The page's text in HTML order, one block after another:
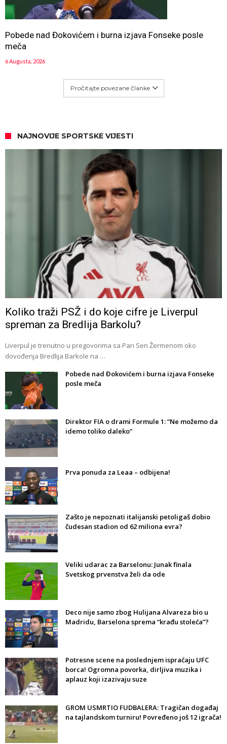
Pobede nad Đokovićem i burna izjava Fonseke posle
meča
6 Augusta, 2026
Pročitajte povezane članke
NAJNOVIJE SPORTSKE VIJESTI
Koliko traži PSŽ i do koje cifre je Liverpul
spreman za Bredlija Barkolu?
Liverpul je trenutno u pregovorima sa Pari Sen Žermenom oko
dovođenja Bredlija Barkole na …
Pobede nad Đokovićem i burna izjava Fonseke
posle meča
Direktor FIA o drami Formule 1: “Ne možemo da
idemo toliko daleko”
Prva ponuda za Leaa – odbijena!
Zašto je nepoznati italijanski petoligaš dobio
čudesan stadion od 62 miliona evra?
Veliki udarac za Barselonu: Junak finala
Svetskog prvenstva želi da ode
Deco nije samo zbog Hulijana Alvareza bio u
Madridu, Barselona sprema “krađu stoleća”?
Potresne scene na poslednjem ispraćaju UFC
borca! Ogromna povorka, dirljiva muzika i
aplauz koji izazivaju suze
GROM USMRTIO FUDBALERA: Tragičan događaj
na tajlandskom turniru! Povređeno još 12 igrača!